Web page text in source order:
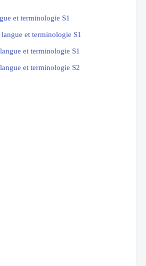
et terminologie S1
et terminologie S1
et terminologie S1
et terminologie S2